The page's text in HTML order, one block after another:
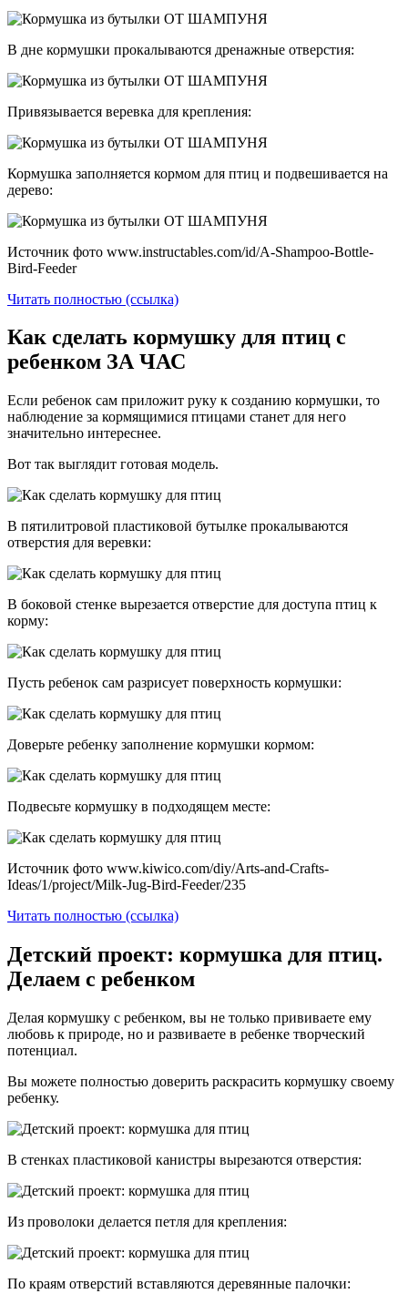
В дне кормушки прокалываются дренажные отверстия:
Привязывается веревка для крепления:
Кормушка заполняется кормом для птиц и подвешивается на
дерево:
Источник фото www.instructables.com/id/A-Shampoo-Bottle-
Bird-Feeder
Читать полностью (ссылка)
Как сделать кормушку для птиц с
ребенком ЗА ЧАС
Если ребенок сам приложит руку к созданию кормушки, то
наблюдение за кормящимися птицами станет для него
значительно интереснее.
Вот так выглядит готовая модель.
В пятилитровой пластиковой бутылке прокалываются
отверстия для веревки:
В боковой стенке вырезается отверстие для доступа птиц к
корму:
Пусть ребенок сам разрисует поверхность кормушки:
Доверьте ребенку заполнение кормушки кормом:
Подвесьте кормушку в подходящем месте:
Источник фото www.kiwico.com/diy/Arts-and-Crafts-
Ideas/1/project/Milk-Jug-Bird-Feeder/235
Читать полностью (ссылка)
Детский проект: кормушка для птиц.
Делаем с ребенком
Делая кормушку с ребенком, вы не только прививаете ему
любовь к природе, но и развиваете в ребенке творческий
потенциал.
Вы можете полностью доверить раскрасить кормушку своему
ребенку.
В стенках пластиковой канистры вырезаются отверстия:
Из проволоки делается петля для крепления:
По краям отверстий вставляются деревянные палочки: